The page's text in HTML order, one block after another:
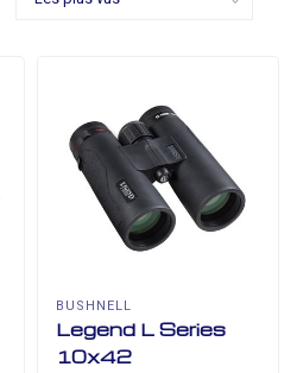
BUSHNELL
Legend L Series
10x42